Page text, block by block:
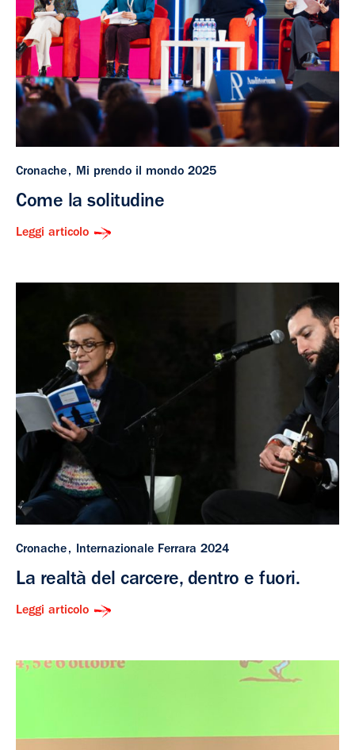
Cronache Mi prendo il mondo 2025
Come la solitudine
Leggi articolo
Cronache Internazionale Ferrara 2024
La realtà del carcere, dentro e fuori.
Leggi articolo